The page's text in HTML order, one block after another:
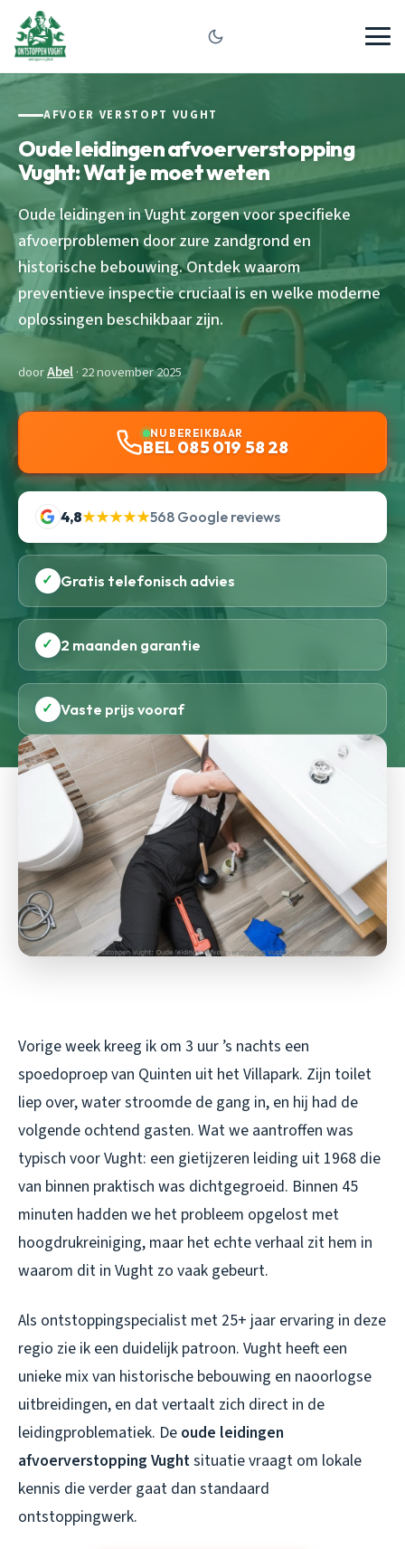
AFVOER VERSTOPT VUGHT
Oude leidingen afvoerverstopping
Vught: Wat je moet weten
Oude leidingen in Vught zorgen voor specifieke
afvoerproblemen door zure zandgrond en
historische bebouwing. Ontdek waarom
preventieve inspectie cruciaal is en welke moderne
oplossingen beschikbaar zijn.
doorAbel· 22 november 2025
NU BEREIKBAAR
BEL 085 019 58 28
4,8★★★★★568 Google reviews
✓ Gratis telefonisch advies
✓ 2 maanden garantie
✓ Vaste prijs vooraf
Vorige week kreeg ik om 3 uur ’s nachts een
spoedoproep van Quinten uit het Villapark. Zijn toilet
liep over, water stroomde de gang in, en hij had de
volgende ochtend gasten. Wat we aantroffen was
typisch voor Vught: een gietijzeren leiding uit 1968 die
van binnen praktisch was dichtgegroeid. Binnen 45
minuten hadden we het probleem opgelost met
hoogdrukreiniging, maar het echte verhaal zit hem in
waarom dit in Vught zo vaak gebeurt.
Als ontstoppingspecialist met 25+ jaar ervaring in deze
regio zie ik een duidelijk patroon. Vught heeft een
unieke mix van historische bebouwing en naoorlogse
uitbreidingen, en dat vertaalt zich direct in de
leidingproblematiek. De oude leidingen
afvoerverstopping Vughtsituatie vraagt om lokale
kennis die verder gaat dan standaard
ontstoppingwerk.